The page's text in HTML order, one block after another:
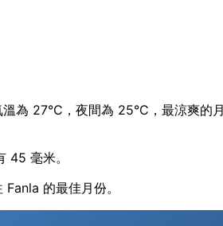
27°C，夜間為 25°C，最涼爽的
45 毫米。
的最佳月份。